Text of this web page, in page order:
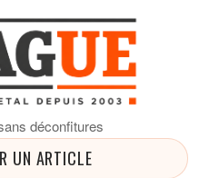
déconfitures
UN ARTICLE